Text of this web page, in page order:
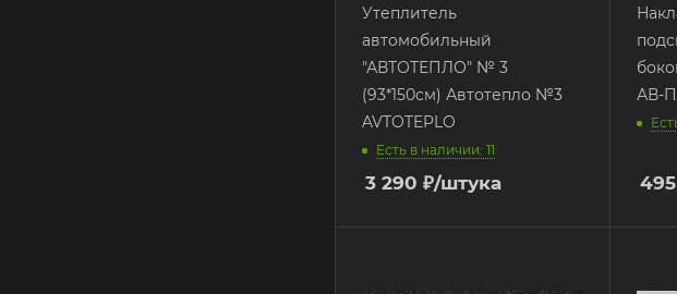
Утеплитель
автомобильный
"АВТОТЕПЛО" № 3
(93*150см) Автотепло №3
AVTOTEPLO
Есть в наличии: 11
3 290 ₽/штука
АВ-
495